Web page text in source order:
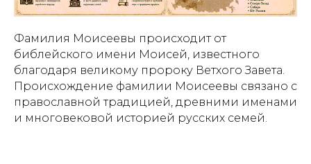
Фамилия Моисеевы происходит от
библейского имени Моисей, известного
благодаря великому пророку Ветхого Завета.
Происхождение фамилии Моисеевы связано с
православной традицией, древними именами
и многовековой историей русских семей.